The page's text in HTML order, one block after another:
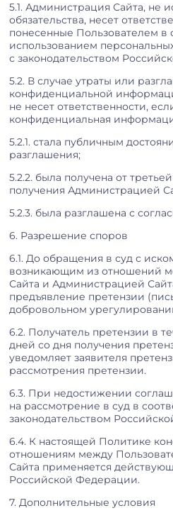
5.1. Администрация Сайта, не
обязательства, несет
понесенные Пользователем
использованием
с законодательством
5.2. В случае утраты или
конфиденциальной
не несет ответственности,
конфиденциальная
5.2.1. стала публичным
разглашения;
5.2.2. была получена от
получения Администрацией
5.2.3. была разглашена с
6. Разрешение споров
6.1. До обращения в суд с
возникающим из отношений
Сайта и Администрацией
предъявление претензии
добровольном
6.2. Получатель претензии в
дней со дня получения
уведомляет заявителя
рассмотрения претензии.
6.3. При недостижении
на рассмотрение в суд в
законодательством
6.4. К настоящей Политике
отношениям между
Сайта применяется
Российской Федерации.
7. Дополнительные условия